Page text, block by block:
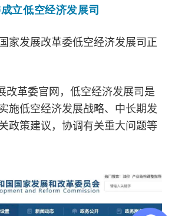
立低空经济发展司
家发展改革委低空经济发展司正
改革委官网，低空经济发展司是
施低空经济发展战略、中长期发
政策建议，协调有关重大问题等